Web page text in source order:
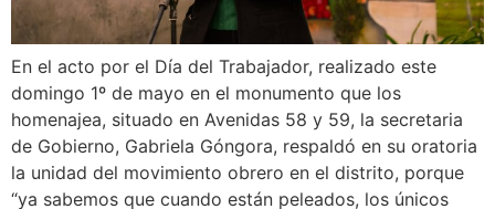
En el acto por el Día del Trabajador, realizado este
domingo 1º de mayo en el monumento que los
homenajea, situado en Avenidas 58 y 59, la secretaria
de Gobierno, Gabriela Góngora, respaldó en su oratoria
la unidad del movimiento obrero en el distrito, porque
“ya sabemos que cuando están peleados, los únicos